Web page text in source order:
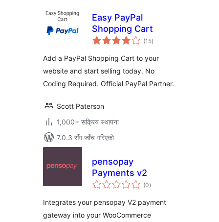
Easy PayPal
Shopping Cart
(15कुल
रेटिङ्गहरू
)
Add a PayPal Shopping Cart to your
website and start selling today. No
Coding Required. Official PayPal Partner.
Scott Paterson
1,000+ सक्रिय स्थापना
7.0.3 सँग जाँच गरिएको
pensopay
Payments v2
(0कुल
रेटिङ्गहरू
)
Integrates your pensopay V2 payment
gateway into your WooCommerce